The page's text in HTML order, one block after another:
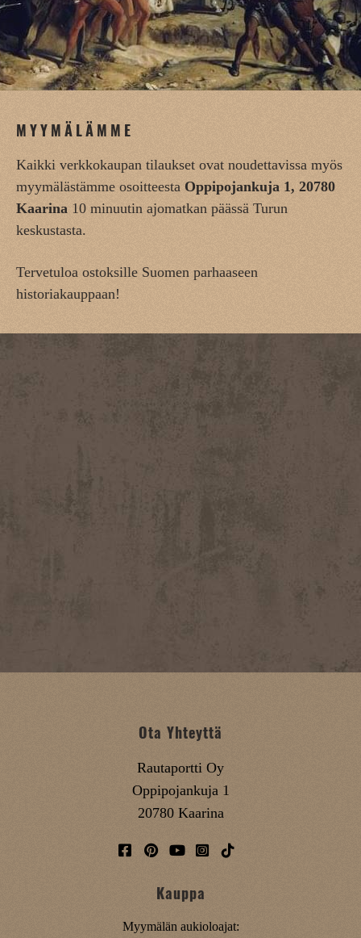
MYYMÄLÄMME
Kaikki verkkokaupan tilaukset ovat noudettavissa myös
myymälästämme osoitteesta Oppipojankuja 1, 20780
Kaarina 10 minuutin ajomatkan päässä Turun
keskustasta.
Tervetuloa ostoksille Suomen parhaaseen
historiakauppaan!
Ota Yhteyttä
Rautaportti Oy
Oppipojankuja 1
20780 Kaarina
Kauppa
Myymälän aukioloajat: